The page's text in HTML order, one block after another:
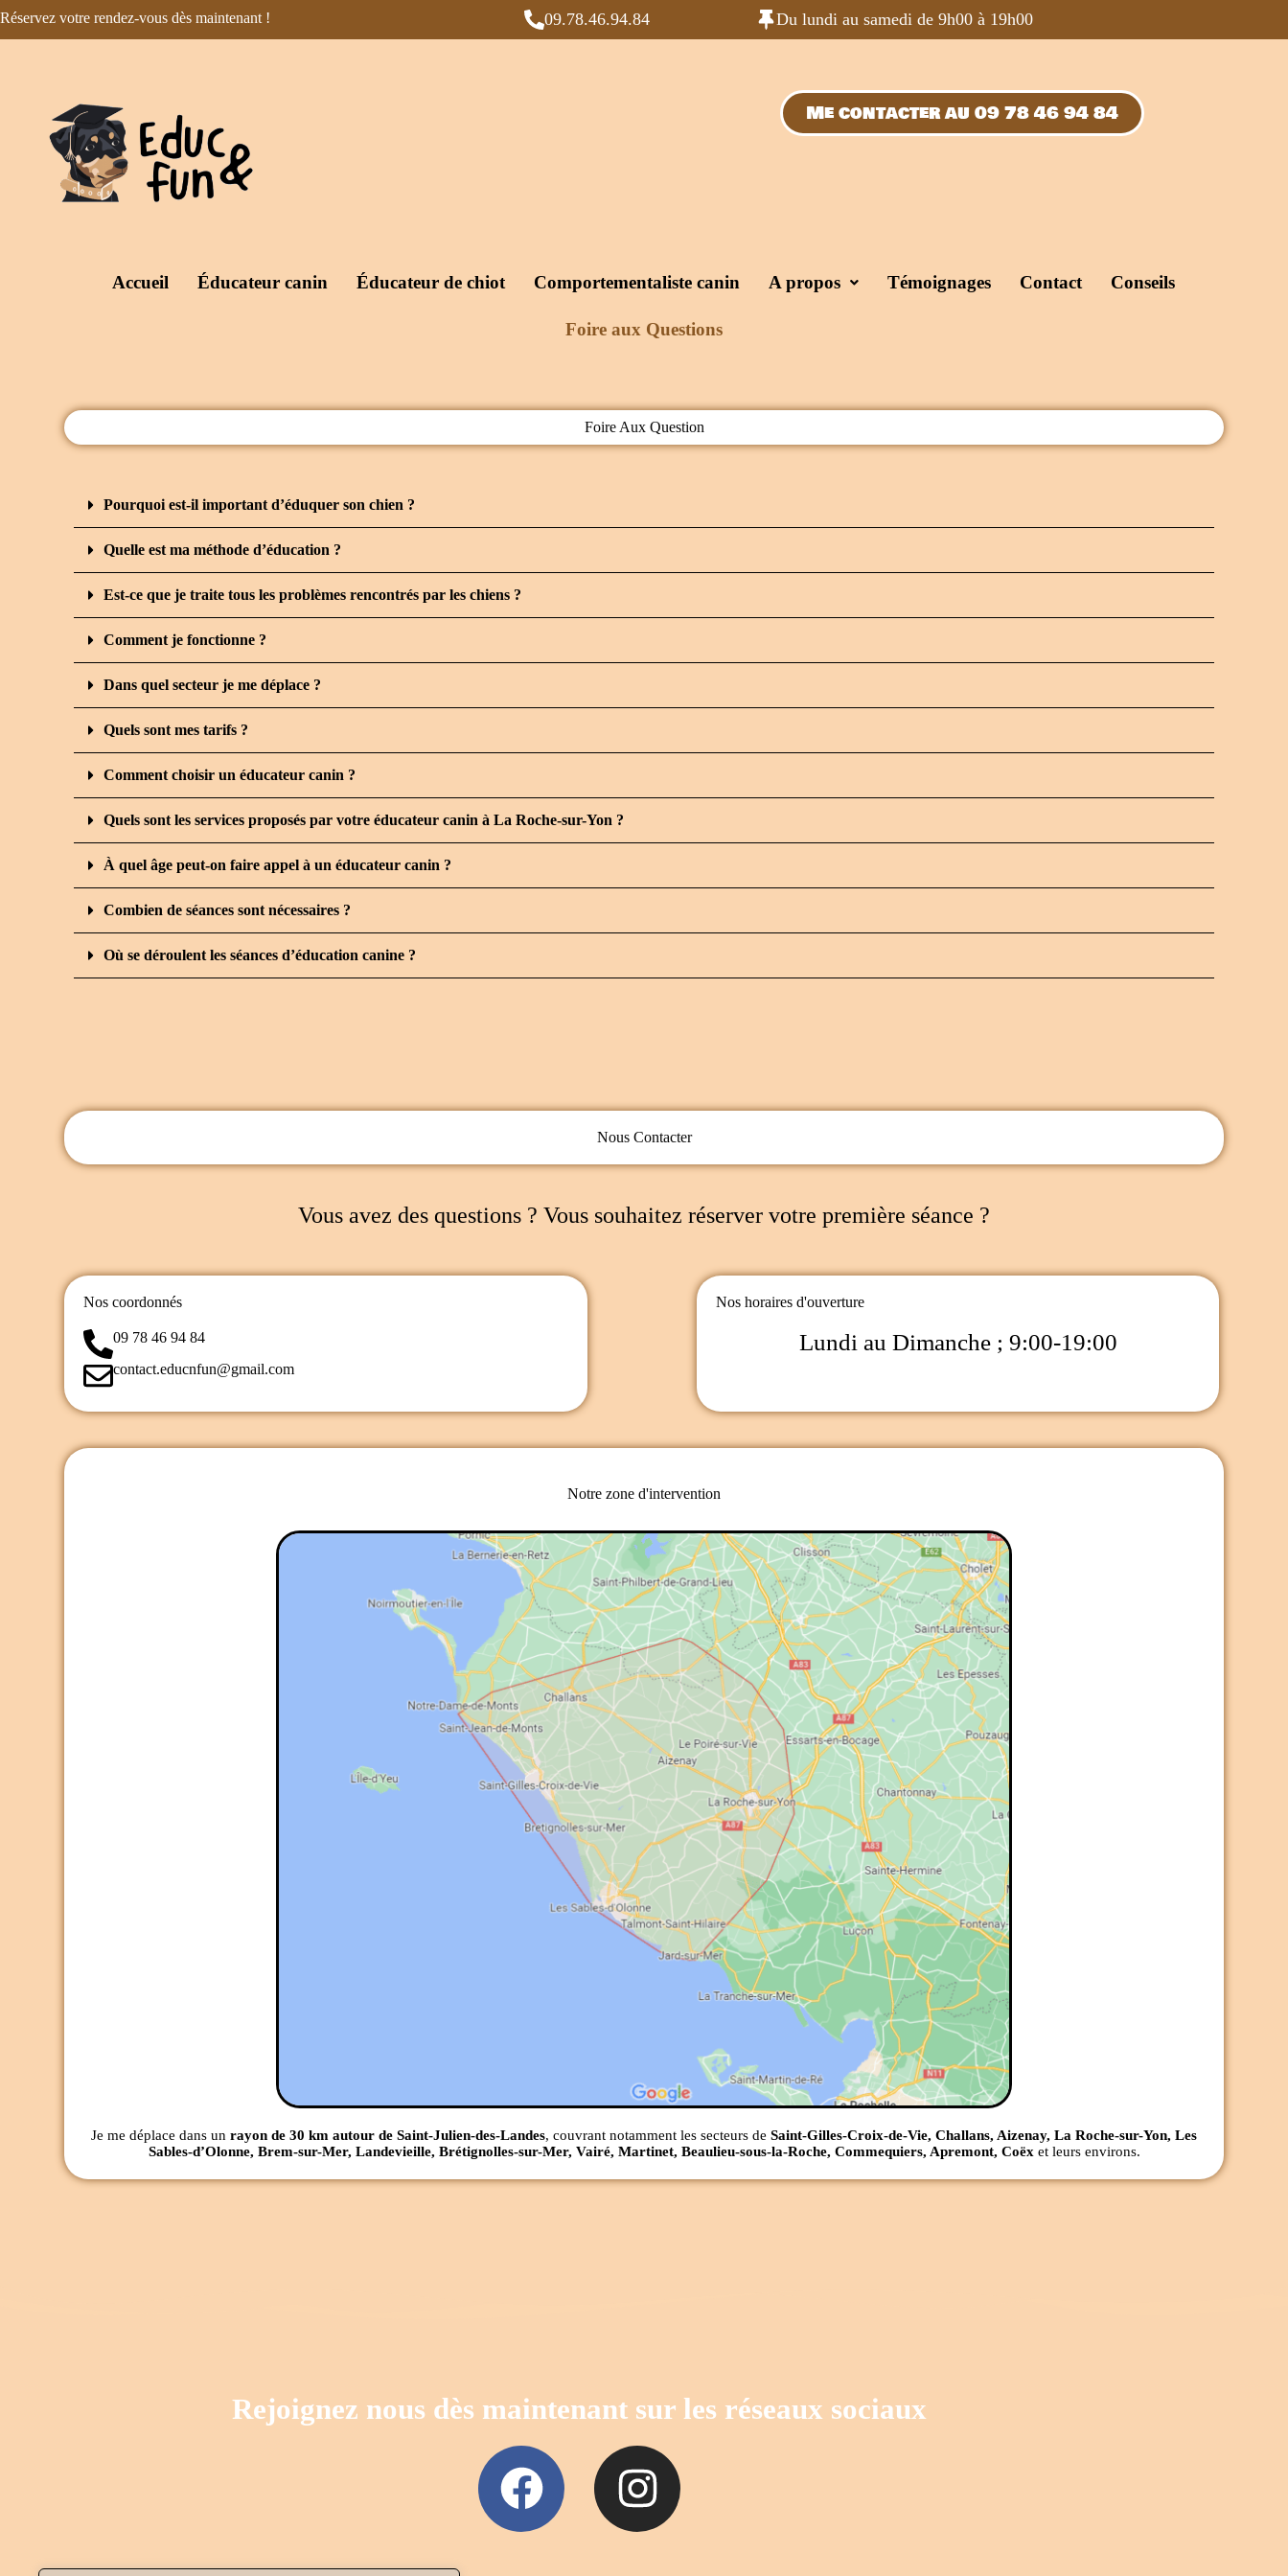
Réservez votre rendez-vous dès maintenant ! 09.78.46.94.84 Du lundi au samedi de 9h00 à 19h00
Me contacter au 09 78 46 94 84
Accueil Éducateur canin Éducateur de chiot Comportementaliste canin A propos Témoignages Contact Conseils
Foire aux Questions
Foire Aux Question
Pourquoi est-il important d’éduquer son chien ?
Quelle est ma méthode d’éducation ?
Est-ce que je traite tous les problèmes rencontrés par les chiens ?
Comment je fonctionne ?
Dans quel secteur je me déplace ?
Quels sont mes tarifs ?
Comment choisir un éducateur canin ?
Quels sont les services proposés par votre éducateur canin à La Roche-sur-Yon ?
À quel âge peut-on faire appel à un éducateur canin ?
Combien de séances sont nécessaires ?
Où se déroulent les séances d’éducation canine ?
Nous Contacter
Vous avez des questions ? Vous souhaitez réserver votre première séance ?
Nos coordonnés
09 78 46 94 84
contact.educnfun@gmail.com
Nos horaires d'ouverture
Lundi au Dimanche ; 9:00-19:00
Notre zone d'intervention
Je me déplace dans un rayon de 30 km autour de Saint-Julien-des-Landes, couvrant notamment les secteurs de Saint-Gilles-Croix-de-Vie, Challans, Aizenay, La Roche-sur-Yon, Les
Sables-d’Olonne, Brem-sur-Mer, Landevieille, Brétignolles-sur-Mer, Vairé, Martinet, Beaulieu-sous-la-Roche, Commequiers, Apremont, Coëx et leurs environs.
Rejoignez nous dès maintenant sur les réseaux sociaux